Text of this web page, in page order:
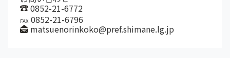
0852-21-6772
FAX 0852-21-6796
matsuenorinkoko@pref.shimane.lg.jp